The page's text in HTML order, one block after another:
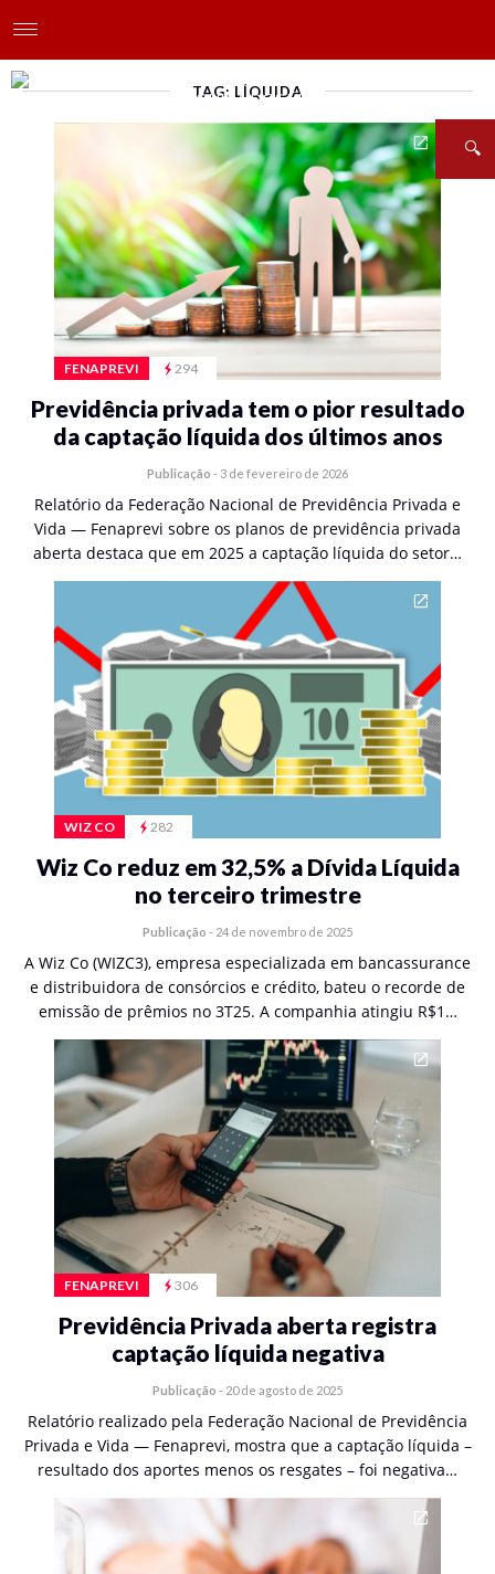
TAG: LÍQUIDA
FENAPREVI 294
Previdência privada tem o pior resultado
da captação líquida dos últimos anos
Publicação - 3 de fevereiro de 2026
Relatório da Federação Nacional de Previdência Privada e
Vida — Fenaprevi sobre os planos de previdência privada
aberta destaca que em 2025 a captação líquida do setor…
WIZ CO 282
Wiz Co reduz em 32,5% a Dívida Líquida
no terceiro trimestre
Publicação - 24 de novembro de 2025
A Wiz Co (WIZC3), empresa especializada em bancassurance
e distribuidora de consórcios e crédito, bateu o recorde de
emissão de prêmios no 3T25. A companhia atingiu R$1…
FENAPREVI 306
Previdência Privada aberta registra
captação líquida negativa
Publicação - 20 de agosto de 2025
Relatório realizado pela Federação Nacional de Previdência
Privada e Vida — Fenaprevi, mostra que a captação líquida –
resultado dos aportes menos os resgates – foi negativa…